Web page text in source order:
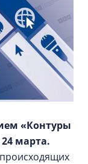
«Контуры
марта.